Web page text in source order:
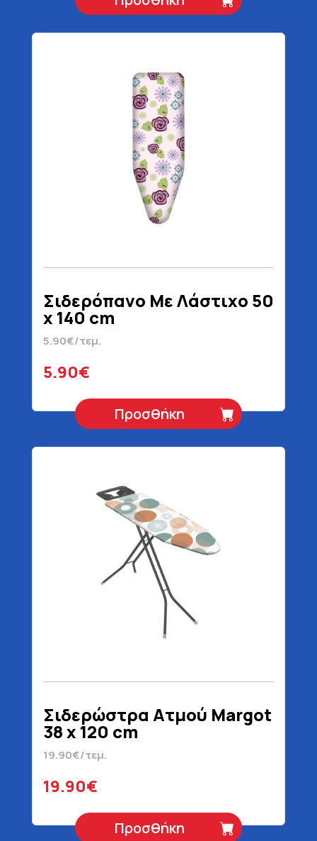
Σιδερόπανο Με Λάστιχο 50
x 140 cm
5.90€/τεμ.
5.90€
Προσθήκη
Σιδερώστρα Ατμού Margot
38 x 120 cm
19.90€/τεμ.
19.90€
Προσθήκη